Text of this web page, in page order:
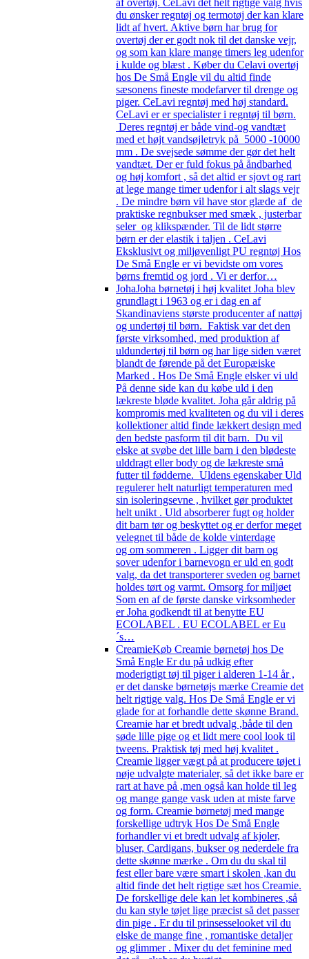
du ønsker regntøj og termotøj der kan klare
lidt af hvert. Aktive børn har brug for
overtøj der er godt nok til det danske vejr,
og som kan klare mange timers leg udenfor
i kulde og blæst . Køber du Celavi overtøj
hos De Små Engle vil du altid finde
sæsonens fineste modefarver til drenge og
piger. CeLavi regntøj med høj standard.
CeLavi er er specialister i regntøj til børn.
Deres regntøj er både vind-og vandtæt
med et højt vandsøjletryk på 5000 -10000
mm . De svejsede sømme der gør det helt
vandtæt. Der er fuld fokus på åndbarhed
og høj komfort , så det altid er sjovt og rart
at lege mange timer udenfor i alt slags vejr
. De mindre børn vil have stor glæde af de
praktiske regnbukser med smæk , justerbar
seler og klikspænder. Til de lidt større
børn er der elastik i taljen . CeLavi
Eksklusivt og miljøvenligt PU regntøj Hos
De Små Engle er vi bevidste om vores
børns fremtid og jord . Vi er derfor…
JohaJoha børnetøj i høj kvalitet Joha blev
grundlagt i 1963 og er i dag en af
Skandinaviens største producenter af nattøj
og undertøj til børn. Faktisk var det den
første virksomhed, med produktion af
uldundertøj til børn og har lige siden været
blandt de førende på det Europæiske
Marked . Hos De Små Engle elsker vi uld
På denne side kan du købe uld i den
lækreste bløde kvalitet. Joha går aldrig på
kompromis med kvaliteten og du vil i deres
kollektioner altid finde lækkert design med
den bedste pasform til dit barn. Du vil
elske at svøbe det lille barn i den blødeste
ulddragt eller body og de lækreste små
futter til fødderne. Uldens egenskaber Uld
regulerer helt naturligt temperaturen med
sin isoleringsevne , hvilket gør produktet
helt unikt . Uld absorberer fugt og holder
dit barn tør og beskyttet og er derfor meget
velegnet til både de kolde vinterdage
og om sommeren . Ligger dit barn og
sover udenfor i barnevogn er uld en godt
valg, da det transporterer sveden og barnet
holdes tørt og varmt. Omsorg for miljøet
Som en af de første danske virksomheder
er Joha godkendt til at benytte EU
ECOLABEL . EU ECOLABEL er Eu
´s…
CreamieKøb Creamie børnetøj hos De
Små Engle Er du på udkig efter
moderigtigt tøj til piger i alderen 1-14 år ,
er det danske børnetøjs mærke Creamie det
helt rigtige valg. Hos De Små Engle er vi
glade for at forhandle dette skønne Brand.
Creamie har et bredt udvalg ,både til den
søde lille pige og et lidt mere cool look til
tweens. Praktisk tøj med høj kvalitet .
Creamie ligger vægt på at producere tøjet i
nøje udvalgte materialer, så det ikke bare er
rart at have på ,men også kan holde til leg
og mange gange vask uden at miste farve
og form. Creamie børnetøj med mange
forskellige udtryk Hos De Små Engle
forhandler vi et bredt udvalg af kjoler,
bluser, Cardigans, bukser og nederdele fra
dette skønne mærke . Om du du skal til
fest eller bare være smart i skolen ,kan du
altid finde det helt rigtige sæt hos Creamie.
De forskellige dele kan let kombineres ,så
du kan style tøjet lige præcist så det passer
din pige . Er du til prinsesselooket vil du
elske de mange fine , romantiske detaljer
og glimmer . Mixer du det feminine med